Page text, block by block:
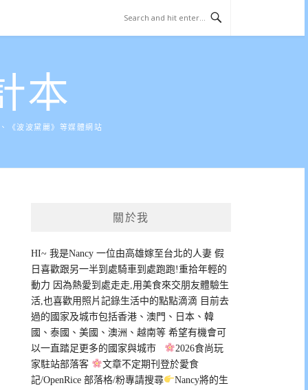
本
《波波黛麗》等媒體網站
關於我
HI~ 我是Nancy 一位由高雄嫁至台北的人妻 假
日喜歡跟另一半到處騎車到處跑跑!重拾年輕的
動力 因為熱愛到處走走,用美食來交朋友體驗生
活,也喜歡用照片記錄生活中的點點滴滴 目前去
過的國家及城市包括香港、澳門、日本、韓
國、泰國、美國、澳洲、越南等 希望有機會可
以一直踏足更多的國家與城市
2026食尚玩
家駐站部落客
文章不定期刊登於愛食
記/OpenRice 部落格/粉專請搜尋
Nancy將的生